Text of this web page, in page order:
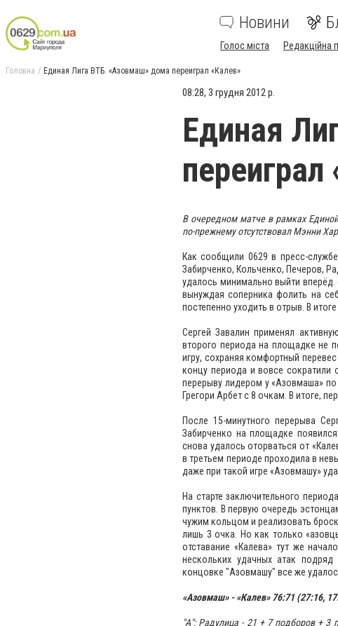
Новини
Голос міста Редакційна
Головна Единая Лига ВТБ. «Азовмаш» дома переиграл «Калев»
08:28, 3 грудня 2012 р.
Единая
переиграл
В очередном матче в рамках
по-прежнему отсутствовал Мэнни
Как сообщили 0629 в пресс-
Забирченко, Кольченко, Печеров,
удалось минимально выйти
вынуждая соперника фолить на
постепенно уходить в отрыв. В
Сергей Завалин применял
второго периода на площадке не
игру, сохраняя комфортный
концу периода и вовсе сократили
перерыву лидером у «Азовмаша»
Грегори Арбет с 8 очкам. В итоге,
После 15-минутного перерыва
Забирченко на площадке
снова удалось оторваться от
в третьем периоде проходила в
даже при такой игре «Азовмашу»
На старте заключительного
пунктов. В первую очередь
чужим кольцом и реализовать
лишь 3 очка. Но как только
отставание «Калева» тут же
нескольких удачных атак
концовке "Азовмашу" все же
«Азовмаш» - «Калев» 76:71 (27:16,
"А": Радулица - 21 +7 подборов + 3